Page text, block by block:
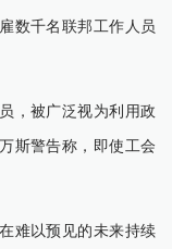
千名联邦工作人员
被广泛视为利用政
斯警告称，即使工会
难以预见的未来持续